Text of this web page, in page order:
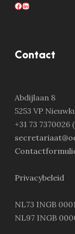
Facebook LinkedIn
Contact
Abdijlaan 8
5253 VP
+31 73 7370026
Privacybeleid
NL73 INGB
NL97 INGB